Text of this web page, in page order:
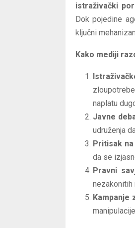
istraživački
Dok pojedine
ključni
Kako mediji
naplatu
Javne
udruženja
Pritisak
da se
Pravni
nezakonitih
Kampanje